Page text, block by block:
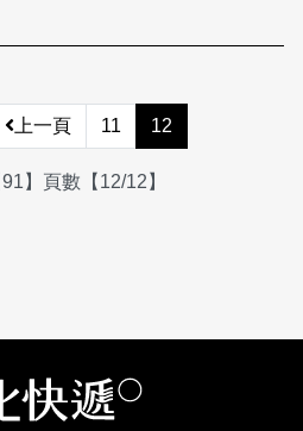
上一頁 11 12
】頁數【12/12】